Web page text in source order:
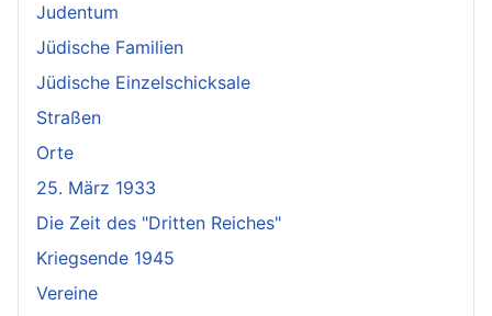
Judentum
Jüdische Familien
Jüdische Einzelschicksale
Straßen
Orte
25. März 1933
Die Zeit des "Dritten Reiches"
Kriegsende 1945
Vereine